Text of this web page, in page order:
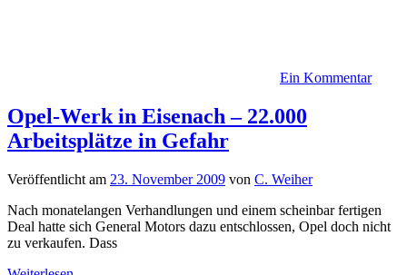
Ein Kommentar
Opel-Werk in Eisenach – 22.000
Arbeitsplätze in Gefahr
Veröffentlicht am 23. November 2009 von C. Weiher
Nach monatelangen Verhandlungen und einem scheinbar fertigen
Deal hatte sich General Motors dazu entschlossen, Opel doch nicht
zu verkaufen. Dass